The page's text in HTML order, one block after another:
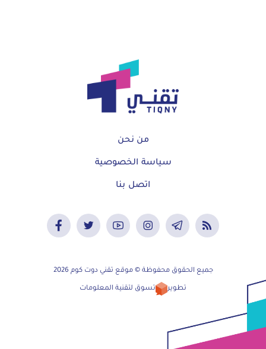
من نحن
سياسة الخصوصية
اتصل بنا
جميع الحقوق محفوظة © موقع تقني دوت كوم 2026
تطوير تسوق لتقنية المعلومات